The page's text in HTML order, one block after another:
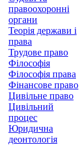
правоохоронні
органи
Теорія держави і
права
Трудове право
Філософія
Філософія права
Фінансове право
Цивільне право
Цивільний
процес
Юридична
деонтологія